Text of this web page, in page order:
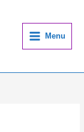
Menu